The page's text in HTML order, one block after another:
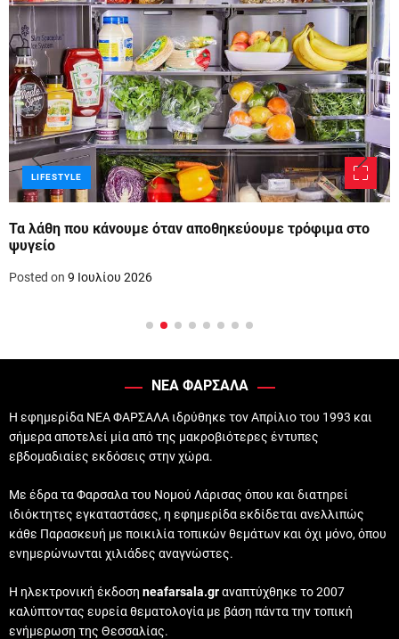
LIFESTYLE
Τα λάθη που κάνουμε όταν αποθηκεύουμε τρόφιμα στο
ψυγείο
Posted on 9 Ιουλίου 2026
ΝΕΑ ΦΑΡΣΑΛΑ
Η εφημερίδα ΝΕΑ ΦΑΡΣΑΛΑ ιδρύθηκε τον Απρίλιο του 1993 και
σήμερα αποτελεί μία από της μακροβιότερες έντυπες
εβδομαδιαίες εκδόσεις στην χώρα.
Με έδρα τα Φαρσαλα του Νομού Λάρισας όπου και διατηρεί
ιδιόκτητες εγκαταστάσες, η εφημερίδα εκδίδεται ανελλιπώς
κάθε Παρασκευή με ποικιλία τοπικών θεμάτων και όχι μόνο, όπου
ενημερώνωνται χιλιάδες αναγνώστες.
Η ηλεκτρονική έκδοση neafarsala.grαναπτύχθηκε το 2007
καλύπτοντας ευρεία θεματολογία με βάση πάντα την τοπική
ενήμερωση της Θεσσαλίας.